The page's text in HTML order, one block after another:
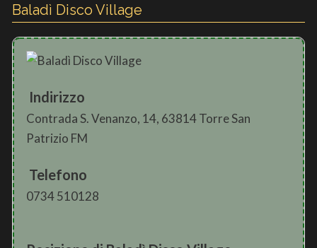
Baladì Disco Village
Indirizzo
Contrada S. Venanzo, 14, 63814 Torre San
Patrizio FM
Telefono
0734 510128